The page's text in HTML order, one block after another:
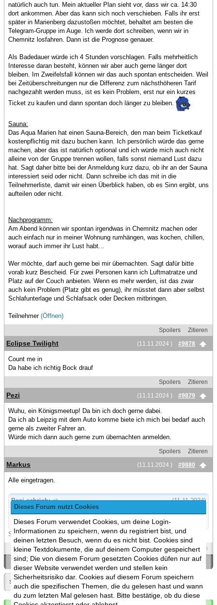
Dieses Forum nutzt Cookies
Dieses Forum verwendet Cookies, um deine Login-
Informationen zu speichern, wenn du registriert bist, und
deinen letzten Besuch, wenn du es nicht bist. Cookies sind
kleine Textdokumente, die auf deinem Computer gespeichert
sind; Die von diesem Forum gesetzten Cookies düfen nur auf
dieser Website verwendet werden und stellen kein
Sicherheitsrisiko dar. Cookies auf diesem Forum speichern
auch die spezifischen Themen, die du gelesen hast und wann
du zum letzten Mal gelesen hast. Bitte bestätige, ob du diese
natürlich auch tun. Mein aktueller Plan sieht vor, dass wir ca. 14:30
dort ankommen. Aber das kann sich noch verschieben. Falls ihr erst
später in Marienberg dazustoßen möchtet, behaltet am besten die
Telegram-Gruppe im Auge. Ich werde dort schreiben, wenn wir in
Chemnitz losfahren. Dann ist die Prognose genauer.
Als Badedauer würde ich 4 Stunden vorschlagen. Falls mehrheitlich
Interesse daran besteht, können wir aber auch gerne länger dort
bleiben. Im Zweifelsfall können wir das auch spontan entscheiden. Weil
bei Zeitüberschreitungen nur die Differenz zum nächsthöheren Tarif
nachgezahlt werden muss, ist es kein Problem, erst nur ein kurzes
Ticket zu kaufen und dann spontan doch länger zu bleiben.
Sauna:
Das Aqua Marien hat einen Sauna-Bereich, den man beim Ticketkauf
kostenpflichtig mit dazu buchen kann. Ich persönlich würde das gerne
machen, aber das ist natürlich optional und ich würde mich auch nicht
alleine von der Gruppe trennen wollen, falls sonst niemand Lust dazu
hat. Sagt daher bitte bei der Anmeldung kurz dazu, ob ihr an der Sauna
interessiert seid oder nicht. Dann schreibe ich das mit in die
Teilnehmerliste, damit wir einen Überblick haben, ob es Sinn ergibt, uns
aufteilen oder nicht.
Nachprogramm:
Am Abend können wir spontan irgendwas in Chemnitz machen oder
auch einfach nur in meiner Wohnung rumhängen, was kochen, chillen,
worauf auch immer ihr Lust habt...
Wer möchte, darf auch gerne bei mir übernachten. Sagt dafür bitte
vorab kurz Bescheid. Für zwei Personen kann ich Luftmatratze und
Platz auf der Couch anbieten. Wenn es mehr werden, ist das zwar
auch kein Problem (Platz gibt es genug), ihr müsstet dann aber selbst
Schlafunterlage und Schlafsack oder Decken mitbringen.
Teilnehmer (Öffnen)
Spoilers
Zitieren
(11.11.2024 )
#9878
Eclipse Twilight
Count me in
Da habe ich richtig Bock drauf
Spoilers
Zitieren
(11.11.2024 )
#9879
Pezi
Wuhu, ein Königsmeetup! Da bin ich doch gerne dabei.
Da ich ab Leipzig mit dem Auto komme biete ich mich bei bedarf auch
gerne als zweiter Fahrer an.
Würde mich dann auch gerne zum übernachten anmelden.
Spoilers
Zitieren
(11.11.2024 )
#9880
Markus
Alle eingetragen.
(11.11.2024)
Pezi schrieb:
Da ich ab Leipzig mit dem Auto komme biete ich mich bei bedarf
auch gerne als zweiter Fahrer an.
Sehr gut. Vielen Dank!
Spoilers Zitieren
«Ein Thema zurück|Ein Thema vor»
Seite: